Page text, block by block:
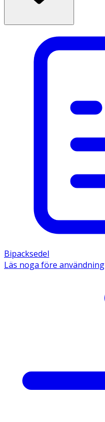
Bipacksedel
Läs noga före användning